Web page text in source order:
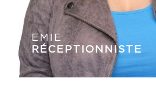
EMIE
RÉCEPTIONNISTE